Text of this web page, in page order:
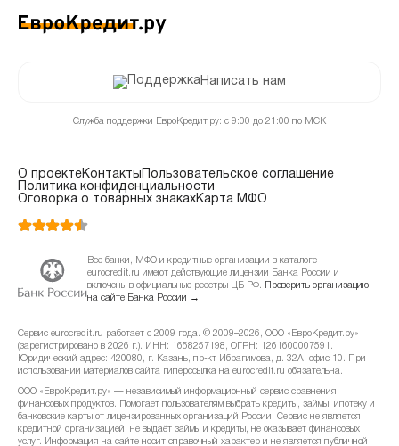
Написать нам
Служба поддержки ЕвроКредит.ру: с 9:00 до 21:00 по МСК
О проектеКонтакты Пользовательское соглашение
Политика конфиденциальности
Оговорка о товарных знакахКарта МФО
Все банки, МФО и кредитные организации в каталоге
eurocredit.ru имеют действующие лицензии Банка России и
включены в официальные реестры ЦБ РФ.
Проверить организацию
на сайте Банка России →
Сервис eurocredit.ru работает с 2009 года. © 2009–2026, ООО «ЕвроКредит.ру»
(зарегистрировано в 2026 г.). ИНН: 1658257198, ОГРН: 1261600007591.
Юридический адрес: 420080, г. Казань, пр-кт Ибрагимова, д. 32А, офис 10. При
использовании материалов сайта гиперссылка на eurocredit.ru обязательна.
ООО «ЕвроКредит.ру» — независимый информационный сервис сравнения
финансовых продуктов. Помогает пользователям выбрать кредиты, займы, ипотеку и
банковские карты от лицензированных организаций России. Сервис не является
кредитной организацией, не выдаёт займы и кредиты, не оказывает финансовых
услуг. Информация на сайте носит справочный характер и не является публичной